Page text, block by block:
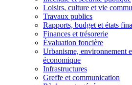
Loisirs, culture et vie
Travaux publics
Rapports, budget et états
Finances et trésorerie
Évaluation foncière
Urbanisme, environnement
économique
Infrastructures
Greffe et communication